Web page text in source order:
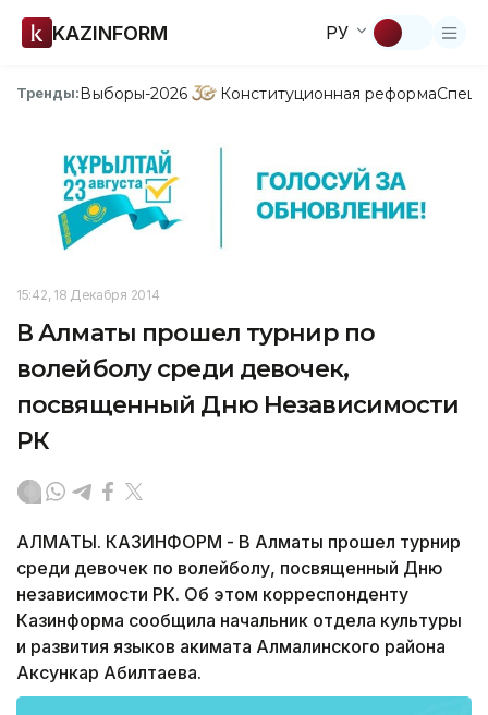
KAZINFORM РУ
Тренды:Выборы-2026 Конституционная реформа
15:42, 18 Декабря 2014
В Алматы прошел турнир по
волейболу среди девочек,
посвященный Дню Независимости
РК
АЛМАТЫ. КАЗИНФОРМ - В Алматы прошел турнир
среди девочек по волейболу, посвященный Дню
независимости РК. Об этом корреспонденту
Казинформа сообщила начальник отдела культуры
и развития языков акимата Алмалинского района
Аксункар Абилтаева.